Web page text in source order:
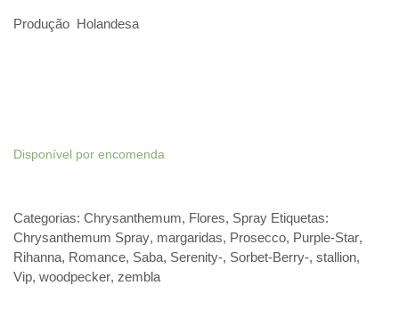
Produção Holandesa
Disponível por encomenda
Categorias: Chrysanthemum, Flores, Spray Etiquetas:
Chrysanthemum Spray, margaridas, Prosecco, Purple-Star,
Rihanna, Romance, Saba, Serenity-, Sorbet-Berry-, stallion,
Vip, woodpecker, zembla